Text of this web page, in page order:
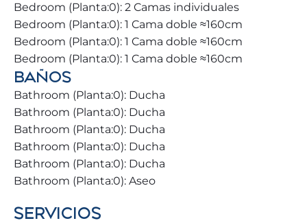
infinitos detalles que te enamorarán.
Disfruta de zonas exteriores maravillosas con
hamacas, barbacoa y piscina, disponible todo el
año a una temperatura envidiable 🌞.
Comodidades de la Villa:
Te encantarán las comodidades que ofrecemos.
Nuestra villa se divide en 2 plantas:
La entrada principal conecta con dos espaciosos
salones que se abren hacia la cocina y el comedor
Bedroom (Planta:0): 2 Camas individuales
Bedroom (Planta:0): 1 Cama doble ≈160cm
Bedroom (Planta:0): 1 Cama doble ≈160cm
Bedroom (Planta:0): 1 Cama doble ≈160cm
BAÑOS
Bathroom (Planta:0): Ducha
Bathroom (Planta:0): Ducha
Bathroom (Planta:0): Ducha
Bathroom (Planta:0): Ducha
Bathroom (Planta:0): Ducha
Bathroom (Planta:0): Aseo
SERVICIOS